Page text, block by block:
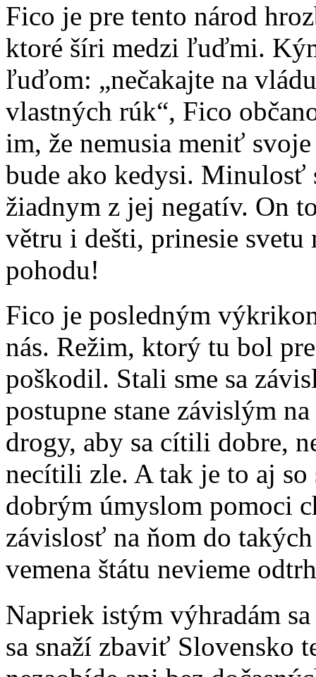
Fico je pre tento národ
ktoré šíri medzi ľuďmi.
ľuďom: „nečakajte na
vlastných rúk“, Fico
im, že nemusia meniť
bude ako kedysi. Minulosť
žiadnym z jej negatív. On
větru i dešti, prinesie
pohodu!
Fico je posledným
nás. Režim, ktorý tu bol
poškodil. Stali sme sa
postupne stane závislým
drogy, aby sa cítili dobre,
necítili zle. A tak je to aj so
dobrým úmyslom pomoci
závislosť na ňom do
vemena štátu nevieme
Napriek istým výhradám
sa snaží zbaviť Slovensko